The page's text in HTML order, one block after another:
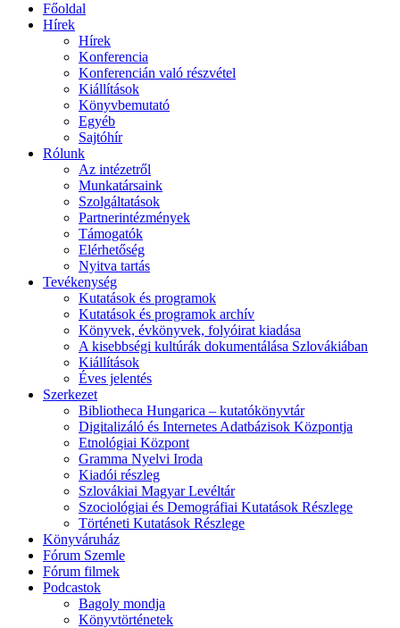
Főoldal
Hírek
Hírek
Konferencia
Konferencián való részvétel
Kiállítások
Könyvbemutató
Egyéb
Sajtóhír
Rólunk
Az intézetről
Munkatársaink
Szolgáltatások
Partnerintézmények
Támogatók
Elérhetőség
Nyitva tartás
Tevékenység
Kutatások és programok
Kutatások és programok archív
Könyvek, évkönyvek, folyóirat kiadása
A kisebbségi kultúrák dokumentálása Szlovákiában
Kiállítások
Éves jelentés
Szerkezet
Bibliotheca Hungarica – kutatókönyvtár
Digitalizáló és Internetes Adatbázisok Központja
Etnológiai Központ
Gramma Nyelvi Iroda
Kiadói részleg
Szlovákiai Magyar Levéltár
Szociológiai és Demográfiai Kutatások Részlege
Történeti Kutatások Részlege
Könyváruház
Fórum Szemle
Fórum filmek
Podcastok
Bagoly mondja
Könyvtörténetek